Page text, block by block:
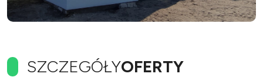
SZCZEGÓŁYOFERTY